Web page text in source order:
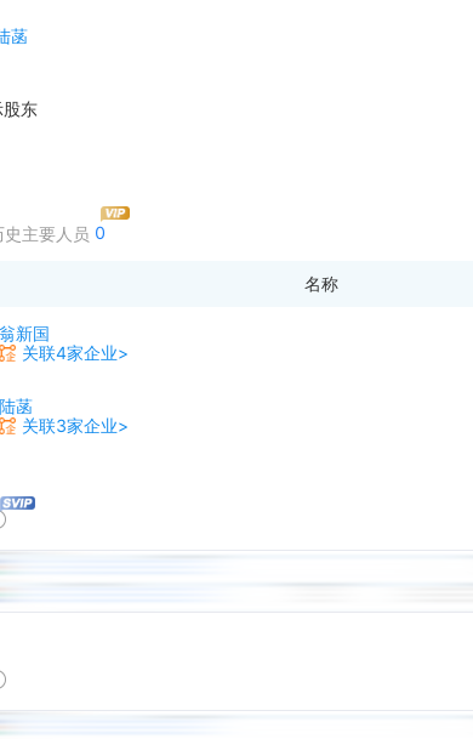
菡
股东
史主要人员 0
名称
翁新国
关联4家企业>
陆菡
关联3家企业>